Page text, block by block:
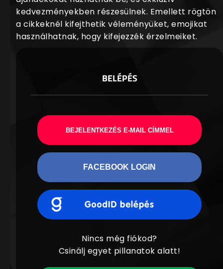
kedvezményekben részesülnek. Emellett rögtön
a cikkeknél kifejthetik véleményüket, emojikat
használhatnak, hogy kifejezzék érzelmeiket.
BELÉPÉS
BEJELENTKEZÉS E-MAIL CÍMMEL
FACEBOOK LOGIN
Nincs még fiókod?
Csinálj egyet pillanatok alatt!